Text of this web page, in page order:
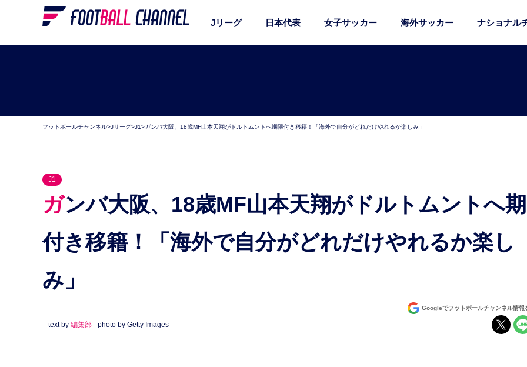
Jリーグ 日本代表 女子サッカー 海外サッカー ナショナル
フットボールチャンネル>Jリーグ>J1>ガンバ大阪、18歳MF山本天翔がドルトムントへ期限付き移籍！「海外で自分がどれだけやれるか楽しみ」
J1
ガンバ大阪、18歳MF山本天翔がドルトムントへ期限
付き移籍！「海外で自分がどれだけやれるか楽し
み」
Googleでフットボールチャンネル情報
text by 編集部 photo by Getty Images